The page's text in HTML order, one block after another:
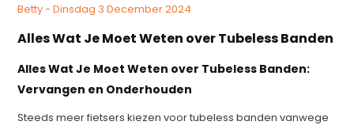
Betty - Dinsdag 3 December 2024
Alles Wat Je Moet Weten over Tubeless Banden
Alles Wat Je Moet Weten over Tubeless Banden:
Vervangen en Onderhouden
Steeds meer fietsers kiezen voor tubeless banden vanwege